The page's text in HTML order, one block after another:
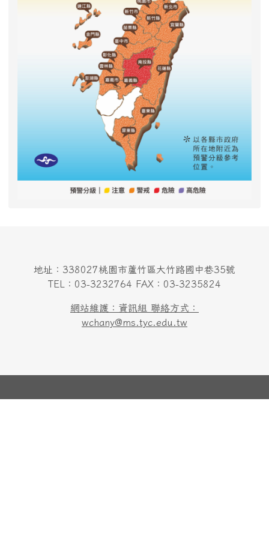
地址：338027桃園市蘆竹區大竹路國中巷35號
TEL：03-3232764 FAX：03-3235824
網站維護：資訊組 聯絡方式：
wchany@ms.tyc.edu.tw